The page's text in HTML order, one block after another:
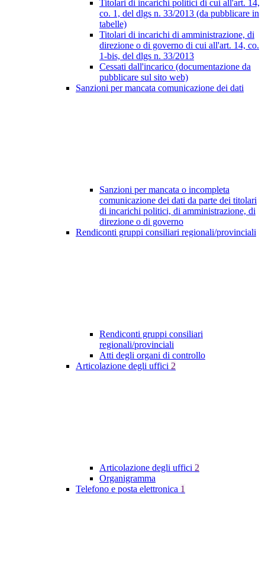
Titolari di incarichi politici di cui all'art. 14,
co. 1, del dlgs n. 33/2013 (da pubblicare in
tabelle)
Titolari di incarichi di amministrazione, di
direzione o di governo di cui all'art. 14, co.
1-bis, del dlgs n. 33/2013
Cessati dall'incarico (documentazione da
pubblicare sul sito web)
Sanzioni per mancata comunicazione dei dati
Sanzioni per mancata o incompleta
comunicazione dei dati da parte dei titolari
di incarichi politici, di amministrazione, di
direzione o di governo
Rendiconti gruppi consiliari regionali/provinciali
Rendiconti gruppi consiliari
regionali/provinciali
Atti degli organi di controllo
Articolazione degli uffici 2
Articolazione degli uffici 2
Organigramma
Telefono e posta elettronica 1